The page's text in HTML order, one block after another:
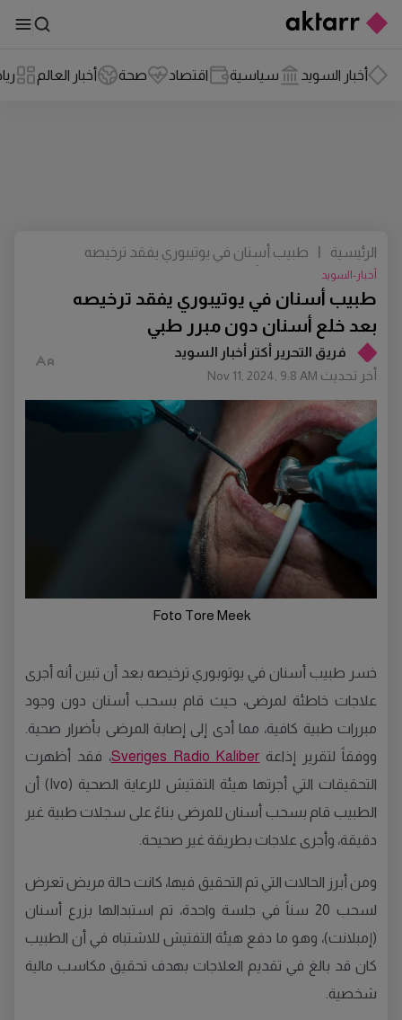
أخبار السويد سياسية اقتصاد صحة أخبار العالم
فريق التحرير أكتر أخبار السويد
أخر تحديث Nov 11, 2024, 9:8 AM
طبيب أسنان في يوتيبوري يفقد ترخيصه
بعد خلع أسنان دون مبرر طبي
أخبار-السويد
الرئيسية |
طبيب أسنان في يوتيبوري يفقد ترخيصه
Foto Tore Meek
خسر طبيب أسنان في يوتوبوري ترخيصه بعد أن تبين أنه أجرى
علاجات خاطئة لمرضى، حيث قام بسحب أسنان دون وجود
مبررات طبية كافية، مما أدى إلى إصابة المرضى بأضرار صحية.
ووفقاً لتقرير إذاعة Sveriges Radio Kaliber، فقد أظهرت
التحقيقات التي أجرتها هيئة التفتيش للرعاية الصحية (Ivo) أن
الطبيب قام بسحب أسنان للمرضى بناءً على سجلات طبية غير
دقيقة، وأجرى علاجات بطريقة غير صحيحة.
ومن أبرز الحالات التي تم التحقيق فيها، كانت حالة مريض تعرض
لسحب 20 سناً في جلسة واحدة، تم استبدالها بزرع أسنان
(إمبلانت)، وهو ما دفع هيئة التفتيش للاشتباه في أن الطبيب
كان قد بالغ في تقديم العلاجات بهدف تحقيق مكاسب مالية
شخصية.